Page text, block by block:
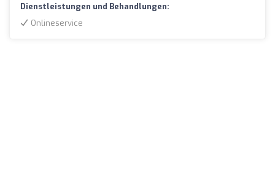
Dienstleistungen und Behandlungen:
Onlineservice